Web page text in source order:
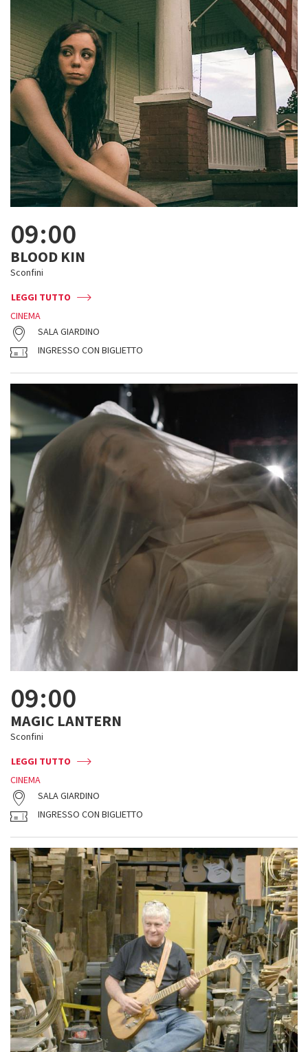
09:00
BLOOD KIN
Sconfini
LEGGI TUTTO
CINEMA
SALA GIARDINO
INGRESSO CON BIGLIETTO
09:00
MAGIC LANTERN
Sconfini
LEGGI TUTTO
CINEMA
SALA GIARDINO
INGRESSO CON BIGLIETTO